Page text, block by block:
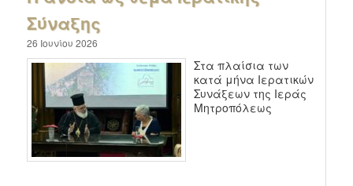
Σύναξης
26 Ιουνίου 2026
Στα πλαίσια των
κατά μήνα Ιερατικών
Συνάξεων της Ιεράς
Μητροπόλεως